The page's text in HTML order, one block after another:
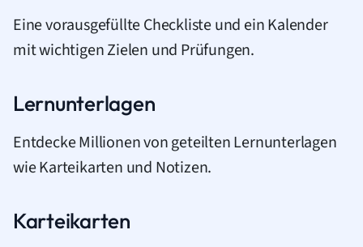
Eine vorausgefüllte Checkliste und ein Kalender
mit wichtigen Zielen und Prüfungen.
Lernunterlagen
Entdecke Millionen von geteilten Lernunterlagen
wie Karteikarten und Notizen.
Karteikarten